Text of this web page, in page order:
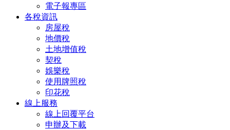
電子報專區
各稅資訊
房屋稅
地價稅
土地增值稅
契稅
娛樂稅
使用牌照稅
印花稅
線上服務
線上回覆平台
申辦及下載